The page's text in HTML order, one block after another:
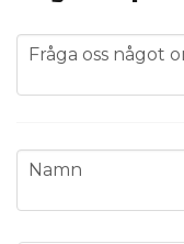
question
Fråga oss något
name
Namn